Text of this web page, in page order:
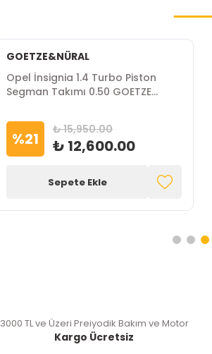
GOETZE&NÜRAL
Opel İnsignia 1.4 Turbo Piston
Segman Takımı 0.50 GOETZE
%21 ₺ 15,950.00
₺ 12,600.00
Sepete Ekle
3000 TL ve Üzeri Preiyodik Bakım ve Motor
Kargo Ücretsiz